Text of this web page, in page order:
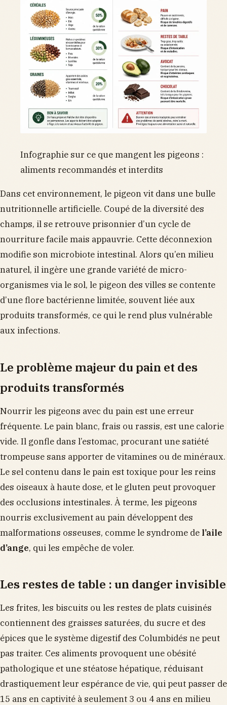
Infographie sur ce que mangent les pigeons :
aliments recommandés et interdits
Dans cet environnement, le pigeon vit dans une bulle
nutritionnelle artificielle. Coupé de la diversité des
champs, il se retrouve prisonnier d’un cycle de
nourriture facile mais appauvrie. Cette déconnexion
modifie son microbiote intestinal. Alors qu’en milieu
naturel, il ingère une grande variété de micro-
organismes via le sol, le pigeon des villes se contente
d’une flore bactérienne limitée, souvent liée aux
produits transformés, ce qui le rend plus vulnérable
aux infections.
Le problème majeur du pain et des
produits transformés
Nourrir les pigeons avec du pain est une erreur
fréquente. Le pain blanc, frais ou rassis, est une calorie
vide. Il gonfle dans l’estomac, procurant une satiété
trompeuse sans apporter de vitamines ou de minéraux.
Le sel contenu dans le pain est toxique pour les reins
des oiseaux à haute dose, et le gluten peut provoquer
des occlusions intestinales. À terme, les pigeons
nourris exclusivement au pain développent des
malformations osseuses, comme le syndrome de l’aile
d’ange, qui les empêche de voler.
Les restes de table : un danger invisible
Les frites, les biscuits ou les restes de plats cuisinés
contiennent des graisses saturées, du sucre et des
épices que le système digestif des Columbidés ne peut
pas traiter. Ces aliments provoquent une obésité
pathologique et une stéatose hépatique, réduisant
drastiquement leur espérance de vie, qui peut passer de
15 ans en captivité à seulement 3 ou 4 ans en milieu